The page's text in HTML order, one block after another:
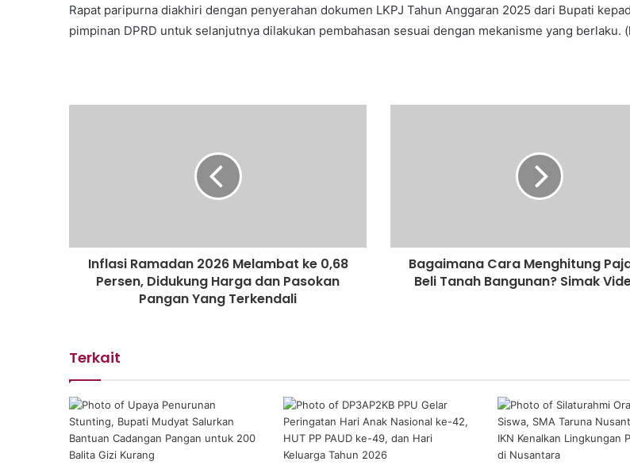
Rapat paripurna diakhiri dengan penyerahan dokumen LKPJ Tahun Anggaran 2025 dari Bupati
pimpinan DPRD untuk selanjutnya dilakukan pembahasan sesuai dengan mekanisme yang berlaku.
Inflasi Ramadan 2026 Melambat ke 0,68
Persen, Didukung Harga dan Pasokan
Pangan Yang Terkendali
Bagaimana Cara Menghitung
Beli Tanah Bangunan? Simak
Terkait